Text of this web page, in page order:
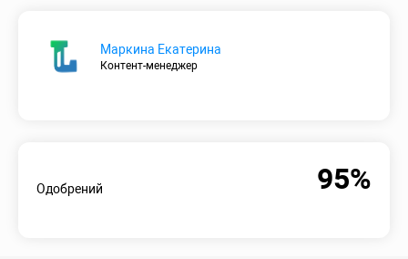
Маркина Екатерина
Контент-менеджер
Одобрений 95%